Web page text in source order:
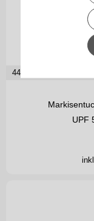
44,00
UPF